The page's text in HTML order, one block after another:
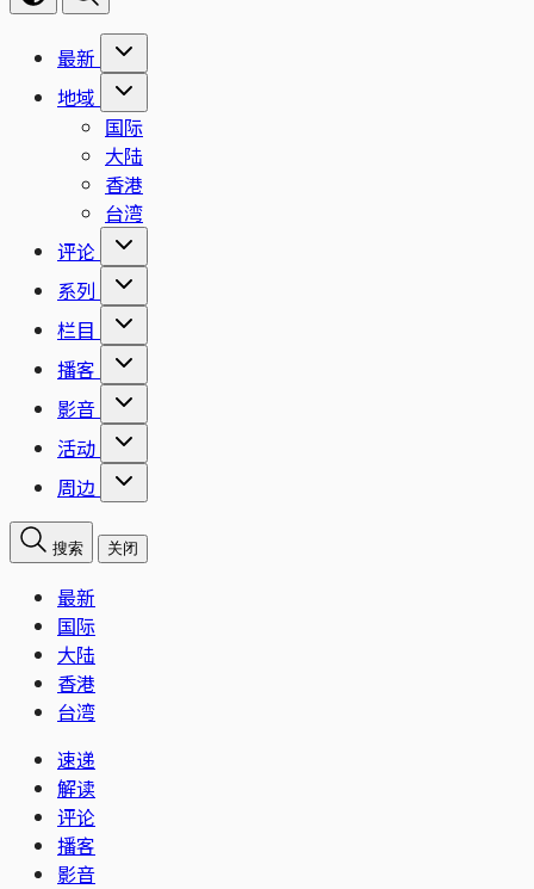
最新
地域
国际
大陆
香港
台湾
评论
系列
栏目
播客
影音
活动
周边
搜索 关闭
最新
国际
大陆
香港
台湾
速递
解读
评论
播客
影音